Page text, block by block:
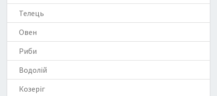
Телець
Овен
Риби
Водолій
Козеріг